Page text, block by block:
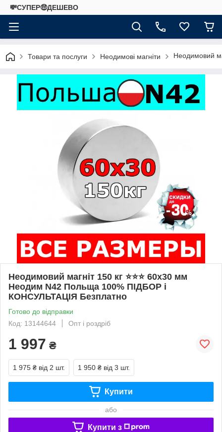
💸СУПЕР🤑ДЕШЕВО
Товари та послуги Неодимові магніти Неодимовий
Неодимовий магніт 150 кг ⭐⭐⭐ 60х30 мм
Неодим N42 Польща 100% ПІДБОР і
КОНСУЛЬТАЦІЯ Безплатно
Готово до відправки
Код: 13144644
Опт і роздріб
1 997 ₴
1 975 ₴ від 2 шт. 1 950 ₴ від 3 шт.
Купити
або
Купити з